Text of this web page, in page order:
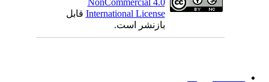
NonCommercial 4.0
International Licenseقابل
بازنشر است.
دانشگاه بیرجند